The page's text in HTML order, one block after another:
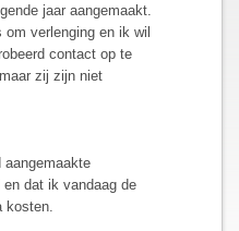
jaar aangemaakt.
om verlenging en ik wil
contact op te
zij zijn niet
aangemaakte
en dat ik vandaag de
kosten.